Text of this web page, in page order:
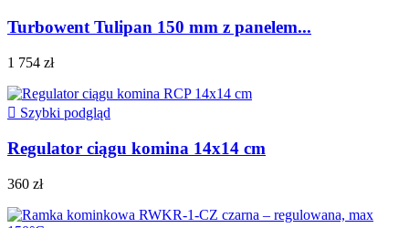
Turbowent Tulipan 150 mm z panelem...
1 754 zł
 Szybki podgląd
Regulator ciągu komina 14x14 cm
360 zł